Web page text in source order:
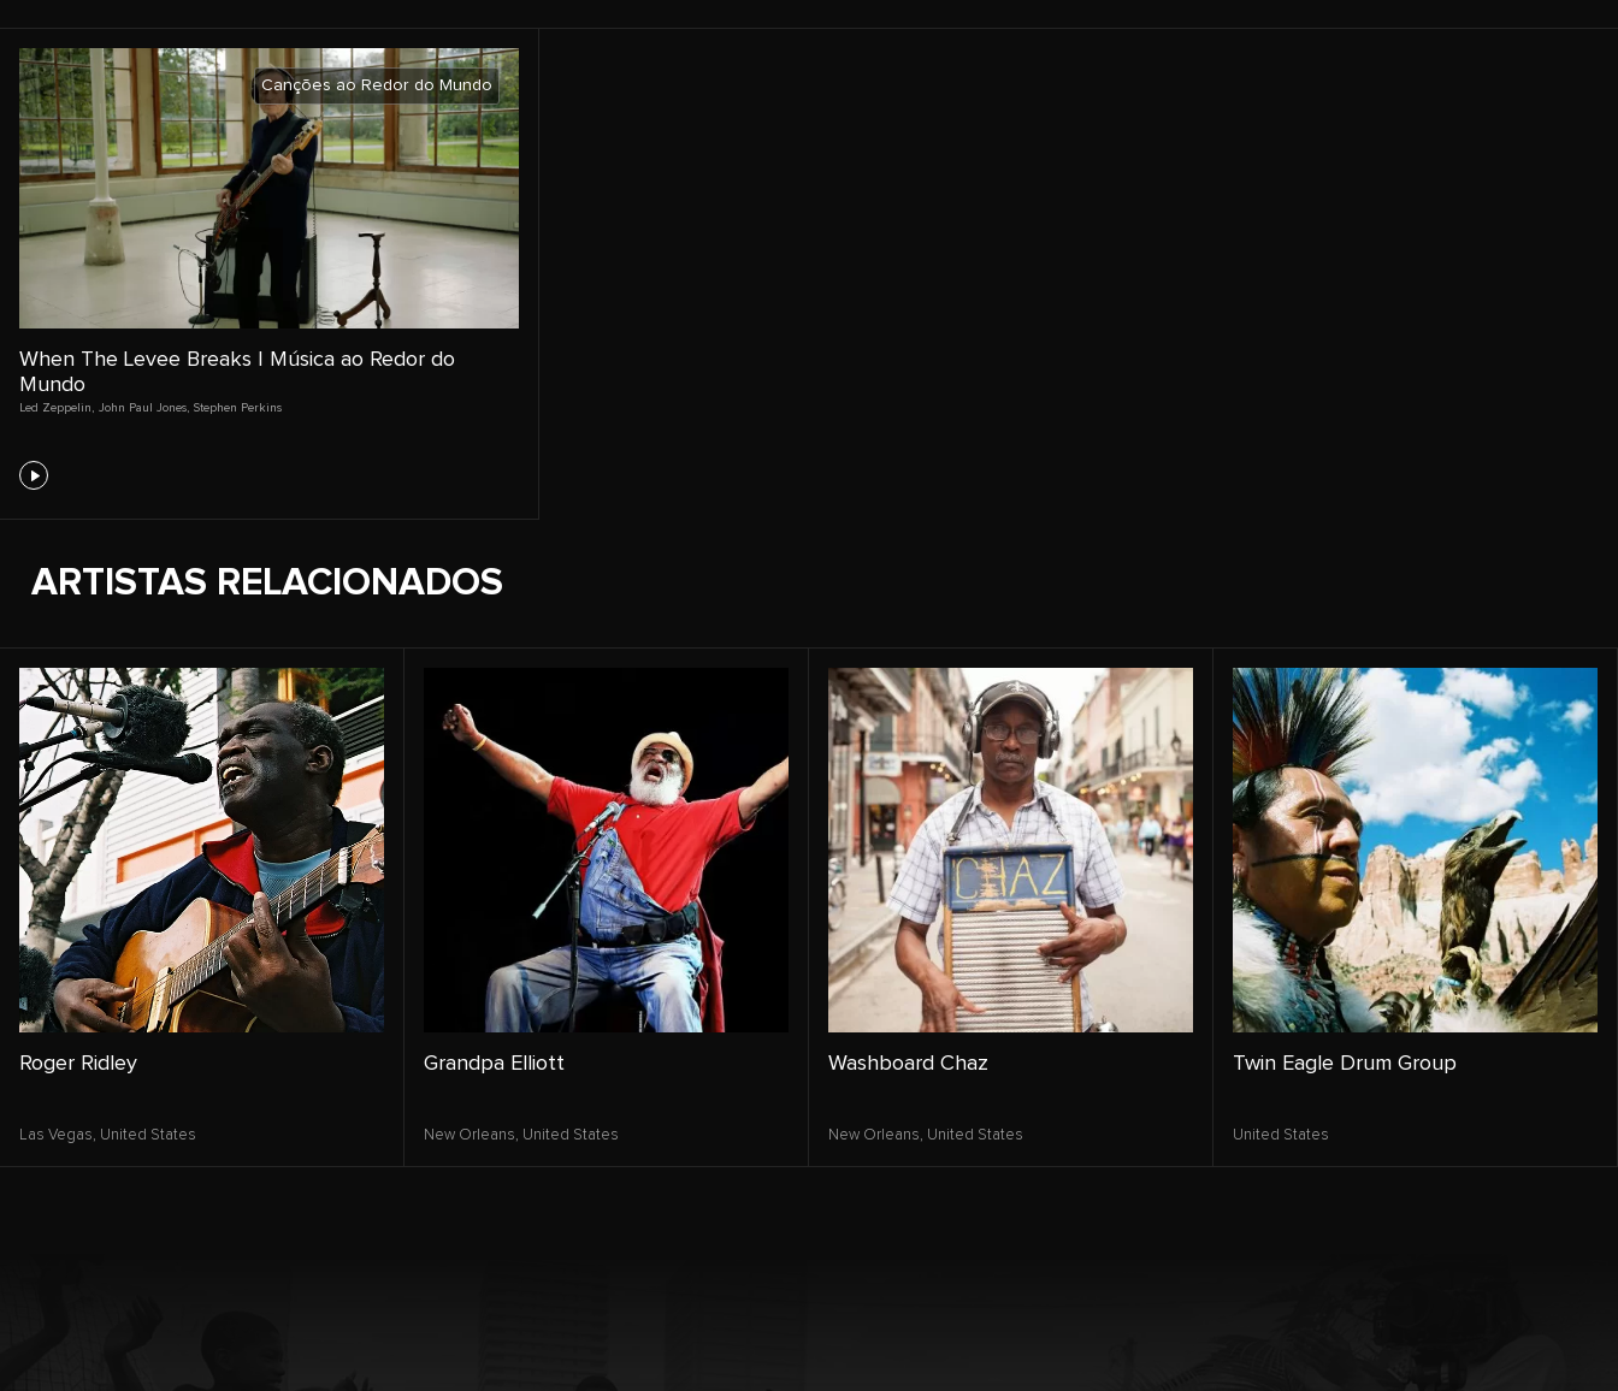
Canções ao Redor do Mundo
When The Levee Breaks | Música ao Redor do
Mundo
Led Zeppelin , John Paul Jones, Stephen Perkins
ARTISTAS RELACIONADOS
Roger Ridley
Las Vegas, United States
Grandpa Elliott
New Orleans, United States
Washboard Chaz
New Orleans, United States
Twin Eagle Drum Group
United States